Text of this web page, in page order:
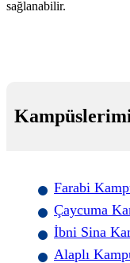
sağlanabilir.
Farabi
Çaycuma
İbni Sina
Alaplı